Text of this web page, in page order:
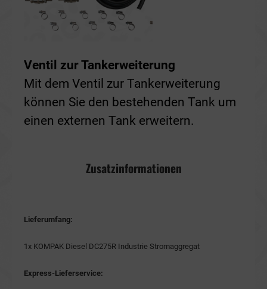
Ventil zur Tankerweiterung
Mit dem Ventil zur Tankerweiterung
können Sie den bestehenden Tank um
einen externen Tank erweitern.
Zusatzinformationen
Lieferumfang:
1x KOMPAK Diesel DC275R Industrie Stromaggregat
Express-Lieferservice: